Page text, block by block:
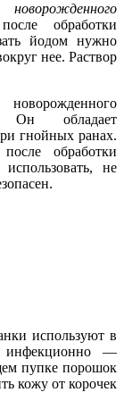
обработки
йодом нужно
нее. Раствор
обладает
гнойных ранах.
обработки
не
используют в
инфекционно —
пупке порошок
кожу от корочек